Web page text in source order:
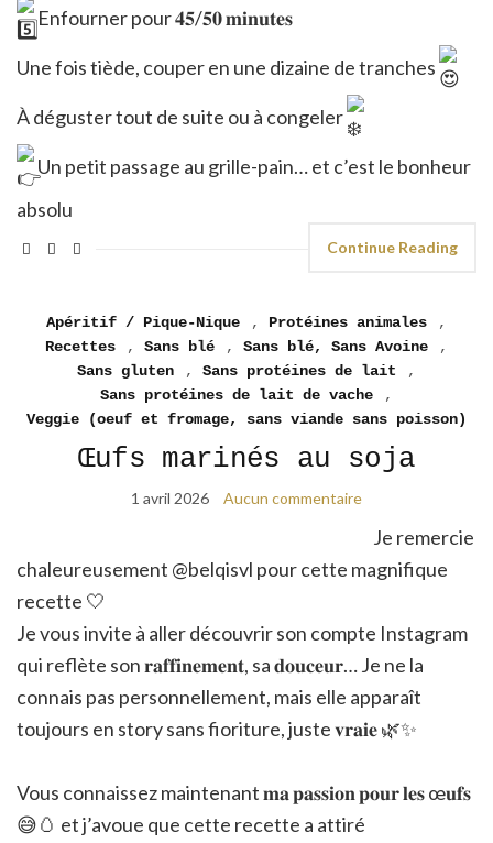
Enfourner pour 𝟒𝟓/𝟓𝟎 𝐦𝐢𝐧𝐮𝐭𝐞𝐬
Une fois tiède, couper en une dizaine de tranches
À déguster tout de suite ou à congeler
Un petit passage au grille-pain… et c’est le bonheur
absolu
Continue Reading
Apéritif / Pique-Nique , Protéines animales
,
Recettes
, Sans blé , Sans blé, Sans Avoine
,
Sans gluten
, Sans protéines de lait
,
Sans protéines de lait de vache
,
Veggie (oeuf et fromage, sans viande sans poisson)
Œufs marinés au soja
1 avril 2026 Aucun commentaire
Je remercie
chaleureusement @belqisvl pour cette magnifique
recette 🤍
Je vous invite à aller découvrir son compte Instagram
qui reflète son 𝐫𝐚𝐟𝐟𝐢𝐧𝐞𝐦𝐞𝐧𝐭, sa 𝐝𝐨𝐮𝐜𝐞𝐮𝐫… Je ne la
connais pas personnellement, mais elle apparaît
toujours en story sans fioriture, juste 𝐯𝐫𝐚𝐢𝐞 🌿✨
Vous connaissez maintenant 𝐦𝐚 𝐩𝐚𝐬𝐬𝐢𝐨𝐧 𝐩𝐨𝐮𝐫 𝐥𝐞𝐬 œ𝐮𝐟𝐬
😅🥚 et j’avoue que cette recette a attiré